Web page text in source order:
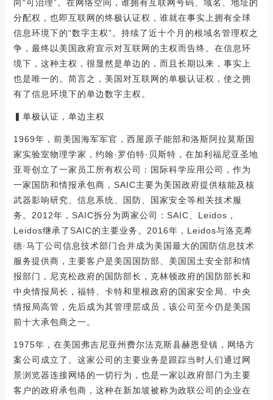
向“可治理”。在网络空间，谁拥有互联网号码、域名、地址的
分配权，也即互联网的终极认证权，谁就在事实上拥有全球
信息环境下的“数字主权”。持续了近十个月的根域名管理权之
争，最终以美国政府宣示对互联网的主权而告终。在信息环
境下，这种主权，很显然是单边的，而且长期以来，事实上
也是唯一的。简言之，美国对互联网的单极认证权，使之拥
有了信息环境下的单边数字主权。
▍单极认证，单边主权
1969年，前美国海军军官，西屋原子能部和洛斯阿拉莫斯国
家实验室物理学家，约翰·罗伯特·贝斯特，在加利福尼亚圣地
亚哥创立了一家员工所有权公司：国际科学应用公司，作为
一家国防和情报承包商，SAIC主要为美国政府提供核能及核
武器影响研究、信息系统、国防、国家安全等相关技术服
务。2012年，SAIC拆分为两家公司：SAIC、Leidos，
Leidos继承了SAIC的主要业务。2016年，Leidos与洛克希
德·马丁公司信息技术部门合并成为美国最大的国防信息技术
服务提供商，主要客户是美国国防部、美国国土安全部和情
报部门，尼克松政府的国防部长，克林顿政府的国防部长和
中央情报局长，福特、卡特和里根政府的国家安全局、中央
情报局高管，先后成为其管理层成员，该公司至今仍是美国
前十大承包商之一。
1975年，在美国弗吉尼亚州费尔法克斯县赫恩登镇，网络方
案公司成立了。这家公司的主要业务是跟踪当时人们通过网
景浏览器连接网络的一切行为，也是一家以政府部门为主要
客户的政府承包商，这种在新加坡被称为政联公司的企业在